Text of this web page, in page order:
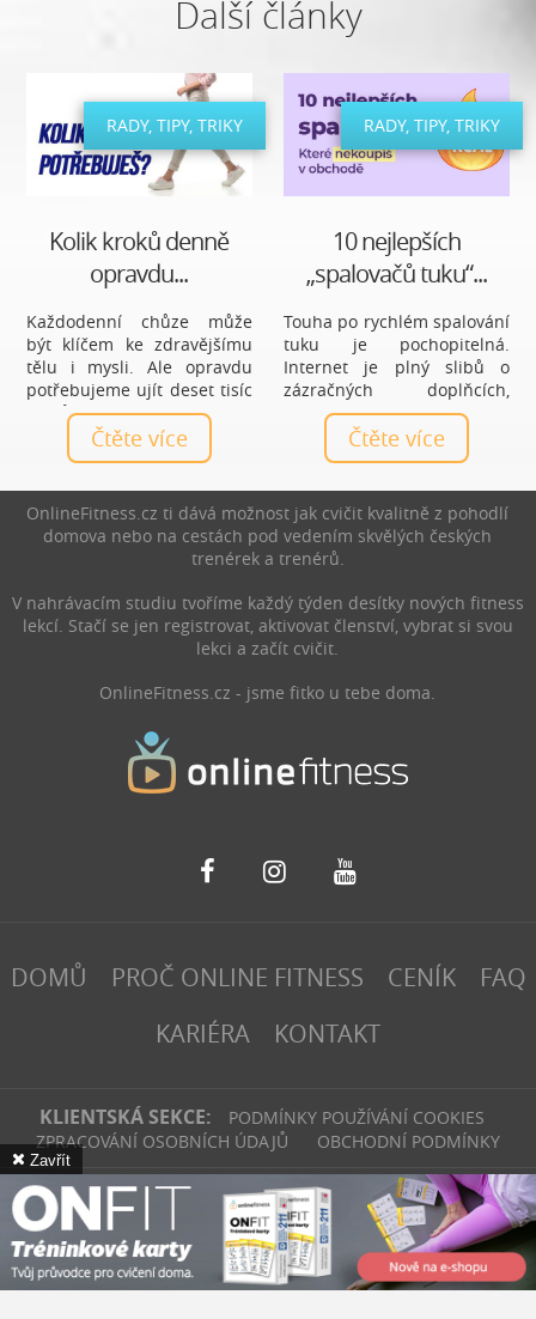
Další články
RADY, TIPY, TRIKY
Kolik kroků denně
opravdu...
Každodenní chůze může
být klíčem ke zdravějšímu
tělu i mysli. Ale opravdu
potřebujeme ujít deset tisíc
kroků denně, nebo je to jen
mýtus? Zjistěte, jaký počet
kroků je ideální právě pro
zdraví.
Čtěte více
RADY, TIPY, TRIKY
10 nejlepších
„spalovačů tuku“...
Touha po rychlém spalování
tuku je pochopitelná.
Internet je plný slibů o
zázračných doplňcích,
čajích a tabletách, které
mají vyřešit hubnutí bez
námahy. Realita je ale méně
praktičtější: nejúčinnější
spalovače nejsou produkty,
ale každodenní návyky.
Čtěte více
OnlineFitness.cz ti dává možnost jak cvičit kvalitně z pohodlí
domova nebo na cestách pod vedením skvělých českých
trenérek a trenérů.
V nahrávacím studiu tvoříme každý týden desítky nových fitness
lekcí. Stačí se jen registrovat, aktivovat členství, vybrat si svou
lekci a začít cvičit.
OnlineFitness.cz - jsme fitko u tebe doma.
DOMŮ PROČ ONLINE FITNESS CENÍK
FAQ
KARIÉRA
KONTAKT
KLIENTSKÁ SEKCE:
PODMÍNKY POUŽÍVÁNÍ COOKIES
ZPRACOVÁNÍ OSOBNÍCH ÚDAJŮ
OBCHODNÍ PODMÍNKY
fitinvest | 2026
Webové stránky
vytvořilo Poski.com
Tvorba webových
stránekna míru.
Zavřít